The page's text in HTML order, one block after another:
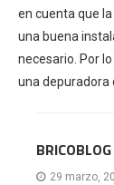
en cuenta que
una buena
necesario. Por
una depuradora
BRICOBLOG
29 marzo,